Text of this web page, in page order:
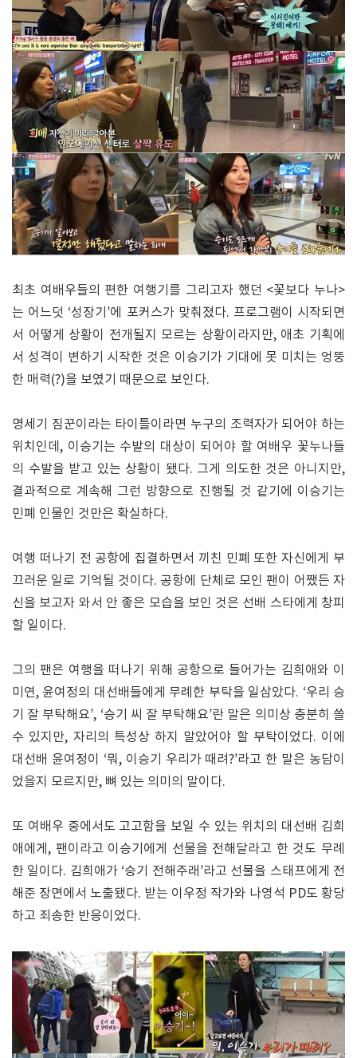
최초 여배우들의 편한 여행기를 그리고자 했던 <꽃보다 누나>
는 어느덧 ‘성장기’에 포커스가 맞춰졌다. 프로그램이 시작되면
서 어떻게 상황이 전개될지 모르는 상황이라지만, 애초 기획에
서 성격이 변하기 시작한 것은 이승기가 기대에 못 미치는 엉뚱
한 매력(?)을 보였기 때문으로 보인다.
명세기 짐꾼이라는 타이틀이라면 누구의 조력자가 되어야 하는
위치인데, 이승기는 수발의 대상이 되어야 할 여배우 꽃누나들
의 수발을 받고 있는 상황이 됐다. 그게 의도한 것은 아니지만,
결과적으로 계속해 그런 방향으로 진행될 것 같기에 이승기는
민폐 인물인 것만은 확실하다.
여행 떠나기 전 공항에 집결하면서 끼친 민폐 또한 자신에게 부
끄러운 일로 기억될 것이다. 공항에 단체로 모인 팬이 어쨌든 자
신을 보고자 와서 안 좋은 모습을 보인 것은 선배 스타에게 창피
할 일이다.
그의 팬은 여행을 떠나기 위해 공항으로 들어가는 김희애와 이
미연, 윤여정의 대선배들에게 무례한 부탁을 일삼았다. ‘우리 승
기 잘 부탁해요’, ‘승기 씨 잘 부탁해요’란 말은 의미상 충분히 쓸
수 있지만, 자리의 특성상 하지 말았어야 할 부탁이었다. 이에
대선배 윤여정이 ‘뭐, 이승기 우리가 때려?’라고 한 말은 농담이
었을지 모르지만, 뼈 있는 의미의 말이다.
또 여배우 중에서도 고고함을 보일 수 있는 위치의 대선배 김희
애에게, 팬이라고 이승기에게 선물을 전해달라고 한 것도 무례
한 일이다. 김희애가 ‘승기 전해주래’라고 선물을 스태프에게 전
해준 장면에서 노출됐다. 받는 이우정 작가와 나영석 PD도 황당
하고 죄송한 반응이었다.